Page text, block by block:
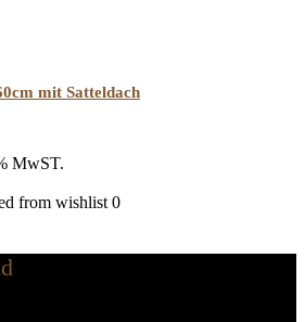
mit Satteldach
MwST.
from wishlist 0